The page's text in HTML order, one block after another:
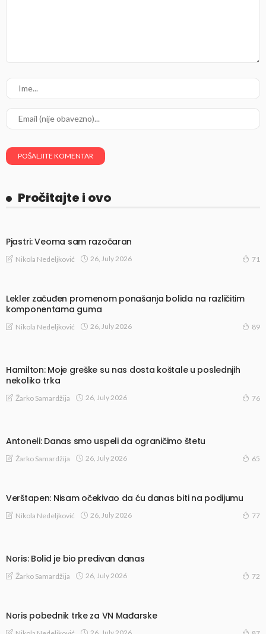
Pročitajte i ovo
Pjastri: Veoma sam razočaran
Nikola Nedeljković 26, July 2026 71
Lekler začuđen promenom ponašanja bolida na različitim
komponentama guma
Nikola Nedeljković 26, July 2026 89
Hamilton: Moje greške su nas dosta koštale u poslednjih
nekoliko trka
Žarko Samardžija 26, July 2026 76
Antoneli: Danas smo uspeli da ograničimo štetu
Žarko Samardžija 26, July 2026 65
Verštapen: Nisam očekivao da ću danas biti na podijumu
Nikola Nedeljković 26, July 2026 77
Noris: Bolid je bio predivan danas
Žarko Samardžija 26, July 2026 72
Noris pobednik trke za VN Mađarske